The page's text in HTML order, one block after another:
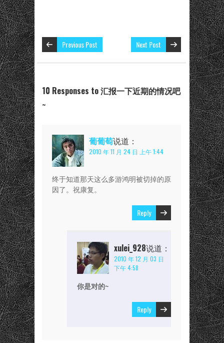
Previous Post Next Post
10 Responses to 汇报一下近期的情况吧
~
葡葡萄说道：
2010 年 11 月 24 日 上午 1:44
终于知道那天这么多游鸿明被切掉的原
因了。祝康复。
Reply
xulei_928说道：
2010 年 12 月 03 日
下午 4:58
你是对的~
Reply